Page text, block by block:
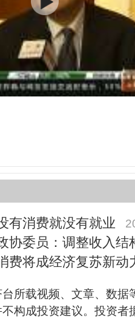
有消费就没有就业
协委员：调整收入结
费将成经济复苏新动
所载视频、文章、数据
构成投资建议。投资者